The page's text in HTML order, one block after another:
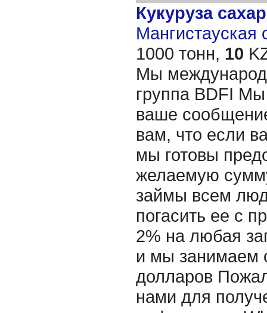
Кукуруза
Мангистауская
1000 тонн, 10
Мы
группа BDFI Мы
ваше
вам, что если
мы готовы
желаемую
займы всем
погасить ее с
2% на любая
и мы занимаем
долларов
нами для